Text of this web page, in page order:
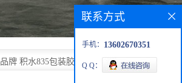
品牌 积水835包装胶带SEKISUI 835
联系方式
手机： 13602670351
Q Q：